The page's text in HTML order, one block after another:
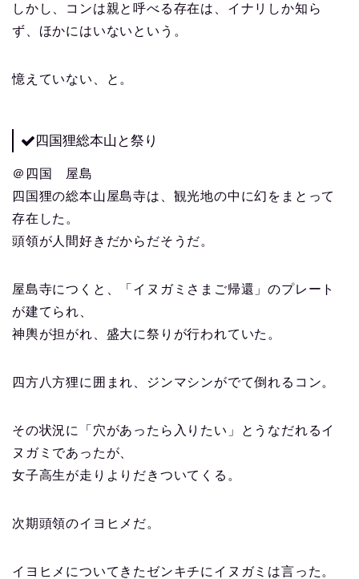
しかし、コンは親と呼べる存在は、イナリしか知ら
ず、ほかにはいないという。
憶えていない、と。
四国狸総本山と祭り
＠四国 屋島
四国狸の総本山屋島寺は、観光地の中に幻をまとって
存在した。
頭領が人間好きだからだそうだ。
屋島寺につくと、「イヌガミさまご帰還」のプレート
が建てられ、
神輿が担がれ、盛大に祭りが行われていた。
四方八方狸に囲まれ、ジンマシンがでて倒れるコン。
その状況に「穴があったら入りたい」とうなだれるイ
ヌガミであったが、
女子高生が走りよりだきついてくる。
次期頭領のイヨヒメだ。
イヨヒメについてきたゼンキチにイヌガミは言った。